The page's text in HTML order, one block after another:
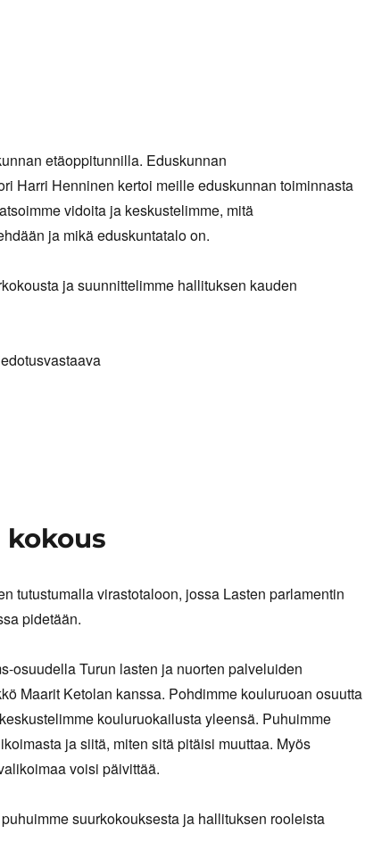
etäoppitunnilla. Eduskunnan
Harri Henninen kertoi meille eduskunnan toiminnasta
vidoita ja keskustelimme, mitä
ja mikä eduskuntatalo on.
ja suunnittelimme hallituksen kauden
tutustumalla virastotaloon, jossa Lasten parlamentin
pidetään.
osuudella Turun lasten ja nuorten palveluiden
Maarit Ketolan kanssa. Pohdimme kouluruoan osuutta
kouluruokailusta yleensä. Puhuimme
ja siitä, miten sitä pitäisi muuttaa. Myös
voisi päivittää.
suurkokouksesta ja hallituksen rooleista